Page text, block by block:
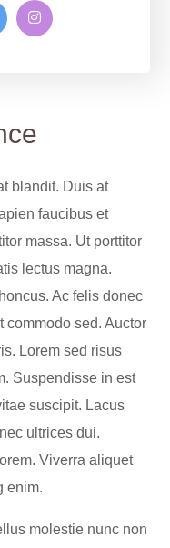
blandit. Duis at
faucibus et
massa. Ut porttitor
lectus magna.
Ac felis donec
commodo sed. Auctor
Lorem sed risus
Suspendisse in est
suscipit. Lacus
ultrices dui.
Viverra aliquet
enim.
molestie nunc non